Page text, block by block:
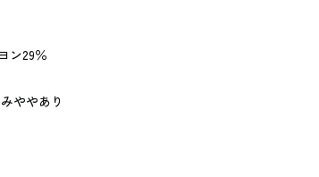
ン29％
ややあり